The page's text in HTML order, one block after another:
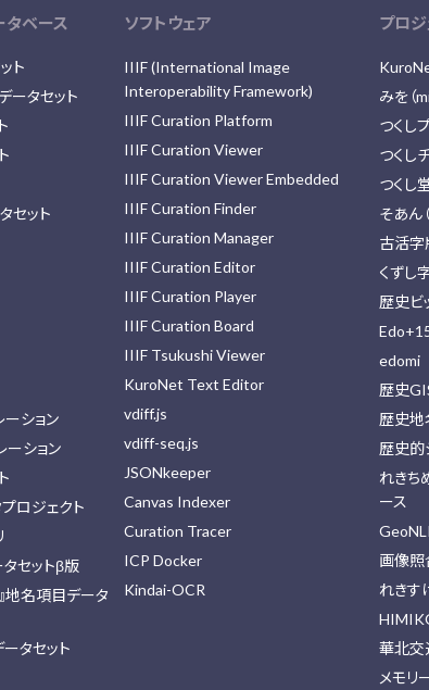
タベース
ト
ータセット
セット
ション
ーション
ロジェクト
セットβ版
地名項目データ
タセット
ソフトウェア
IIIF (International Image
Interoperability Framework)
IIIF Curation Platform
IIIF Curation Viewer
IIIF Curation Viewer Embedded
IIIF Curation Finder
IIIF Curation Manager
IIIF Curation Editor
IIIF Curation Player
IIIF Curation Board
IIIF Tsukushi Viewer
KuroNet Text Editor
vdiff.js
vdiff-seq.js
JSONkeeper
Canvas Indexer
Curation Tracer
ICP Docker
Kindai-OCR
プロジ
みを（
つくし
つくし
つくし
そあん
古活字
くずし
歴史ビ
edomi
歴史
歴史地
歴史的
れきち
ース
画像照
れきす
華北交
メモリ